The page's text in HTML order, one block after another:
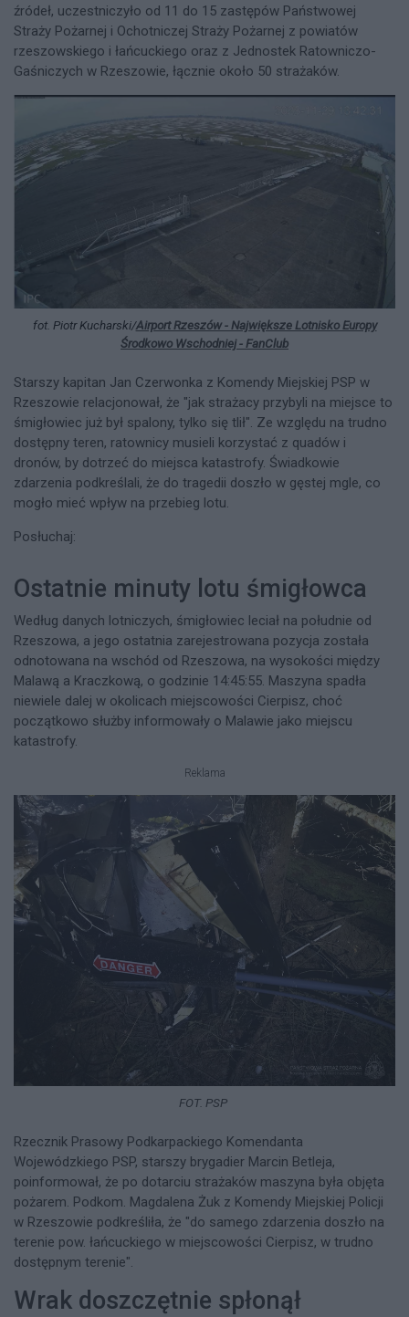
źródeł, uczestniczyło od 11 do 15 zastępów Państwowej
Straży Pożarnej i Ochotniczej Straży Pożarnej z powiatów
rzeszowskiego i łańcuckiego oraz z Jednostek Ratowniczo-
Gaśniczych w Rzeszowie, łącznie około 50 strażaków.
fot. Piotr Kucharski/Airport Rzeszów - Największe Lotnisko Europy
Środkowo Wschodniej - FanClub
Starszy kapitan Jan Czerwonka z Komendy Miejskiej PSP w
Rzeszowie relacjonował, że "jak strażacy przybyli na miejsce to
śmigłowiec już był spalony, tylko się tlił". Ze względu na trudno
dostępny teren, ratownicy musieli korzystać z quadów i
dronów, by dotrzeć do miejsca katastrofy. Świadkowie
zdarzenia podkreślali, że do tragedii doszło w gęstej mgle, co
mogło mieć wpływ na przebieg lotu.​
Posłuchaj:
Ostatnie minuty lotu śmigłowca
Według danych lotniczych, śmigłowiec leciał na południe od
Rzeszowa, a jego ostatnia zarejestrowana pozycja została
odnotowana na wschód od Rzeszowa, na wysokości między
Malawą a Kraczkową, o godzinie 14:45:55. Maszyna spadła
niewiele dalej w okolicach miejscowości Cierpisz, choć
początkowo służby informowały o Malawie jako miejscu
katastrofy.
Reklama
FOT. PSP
Rzecznik Prasowy Podkarpackiego Komendanta
Wojewódzkiego PSP, starszy brygadier Marcin Betleja,
poinformował, że po dotarciu strażaków maszyna była objęta
pożarem. Podkom. Magdalena Żuk z Komendy Miejskiej Policji
w Rzeszowie podkreśliła, że "do samego zdarzenia doszło na
terenie pow. łańcuckiego w miejscowości Cierpisz, w trudno
dostępnym terenie".​
Wrak doszczętnie spłonął